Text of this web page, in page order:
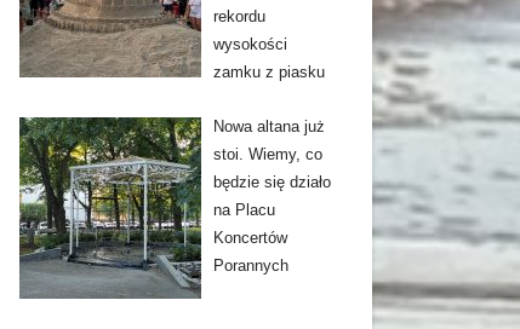
rekordu
wysokości
zamku z piasku
Nowa altana już
stoi. Wiemy, co
będzie się działo
na Placu
Koncertów
Porannych